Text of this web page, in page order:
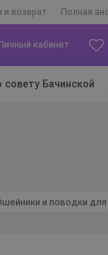
и возврат Полная
кабинет
совету Бачинской
Ошейники и поводки для